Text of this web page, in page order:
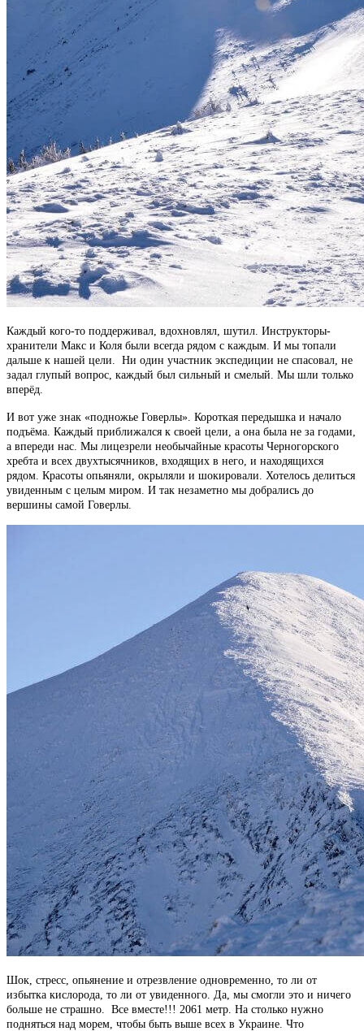
Каждый кого-то поддерживал, вдохновлял, шутил. Инструкторы-
хранители Макс и Коля были всегда рядом с каждым. И мы топали
дальше к нашей цели. Ни один участник экспедиции не спасовал, не
задал глупый вопрос, каждый был сильный и смелый. Мы шли только
вперёд.
И вот уже знак «подножье Говерлы». Короткая передышка и начало
подъёма. Каждый приближался к своей цели, а она была не за годами,
а впереди нас. Мы лицезрели необычайные красоты Черногорского
хребта и всех двухтысячников, входящих в него, и находящихся
рядом. Красоты опьяняли, окрыляли и шокировали. Хотелось делиться
увиденным с целым миром. И так незаметно мы добрались до
вершины самой Говерлы.
Шок, стресс, опьянение и отрезвление одновременно, то ли от
избытка кислорода, то ли от увиденного. Да, мы смогли это и ничего
больше не страшно. Все вместе!!! 2061 метр. На столько нужно
подняться над морем, чтобы быть выше всех в Украине. Что